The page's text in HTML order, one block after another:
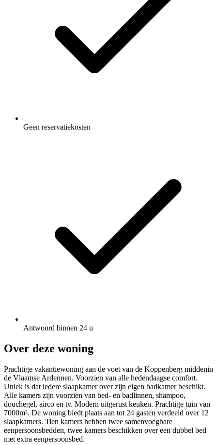
Geen reservatiekosten
Antwoord binnen 24 u
Over deze woning
Prachtige vakantiewoning aan de voet van de Koppenberg middenin
de Vlaamse Ardennen. Voorzien van alle hedendaagse comfort.
Uniek is dat iedere slaapkamer over zijn eigen badkamer beschikt.
Alle kamers zijn voorzien van bed- en badlinnen, shampoo,
douchegel, airco en tv. Modern uitgerust keuken. Prachtige tuin van
7000m². De woning biedt plaats aan tot 24 gasten verdeeld over 12
slaapkamers. Tien kamers hebben twee samenvoegbare
eenpersoonsbedden, twee kamers beschikken over een dubbel bed
met extra eenpersoonsbed.